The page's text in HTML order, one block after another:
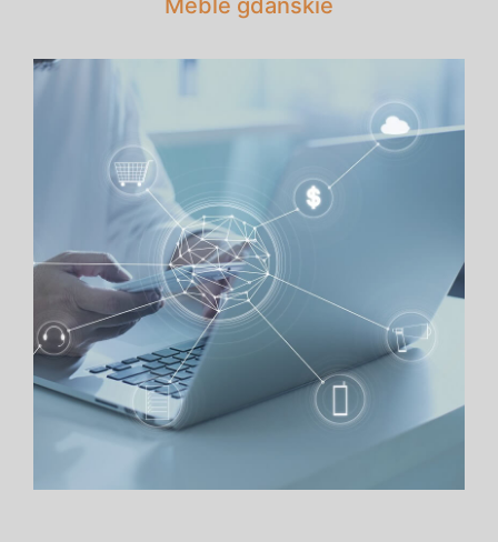
Meble gdańskie